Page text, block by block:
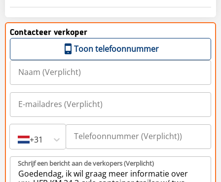
Contacteer verkoper
Toon telefoonnummer
+31
Schrijf een bericht aan de verkopers (Verplicht)